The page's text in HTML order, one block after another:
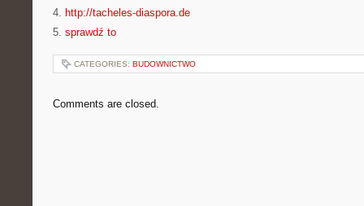
4. http://tacheles-diaspora.de
5. sprawdź to
CATEGORIES: BUDOWNICTWO
Comments are closed.